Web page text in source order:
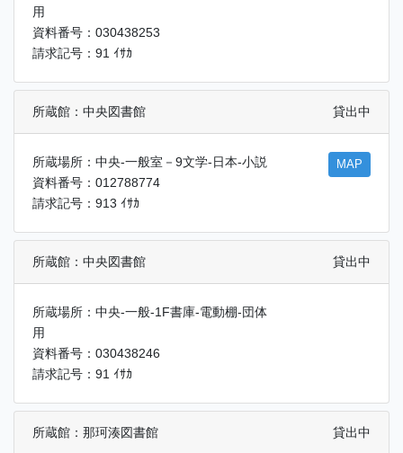
用
資料番号：030438253
請求記号：91 ｲｻｶ
所蔵館：中央図書館 貸出中
所蔵場所：中央-一般室－9文学-日本-小説
資料番号：012788774
請求記号：913 ｲｻｶ
MAP
所蔵館：中央図書館 貸出中
所蔵場所：中央-一般-1F書庫-電動棚-団体
用
資料番号：030438246
請求記号：91 ｲｻｶ
所蔵館：那珂湊図書館 貸出中